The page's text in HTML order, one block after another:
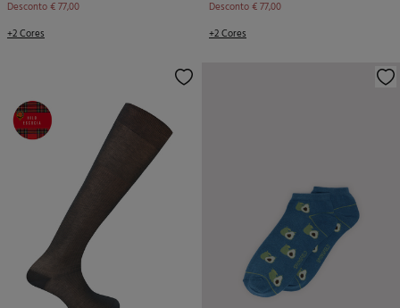
Desconto€ 77,00
+2 Cores
Desconto€ 77,00
+2 Cores